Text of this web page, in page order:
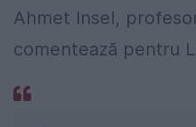
Ahmet Insel,
comentează pentru